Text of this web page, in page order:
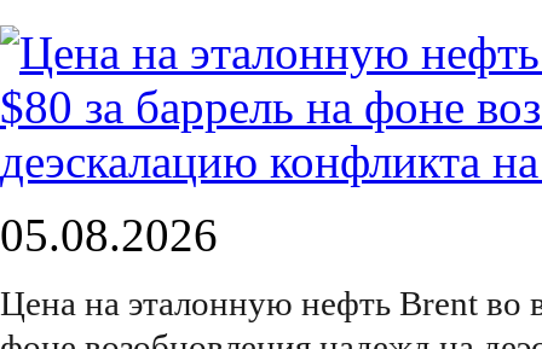
05.08.2026
Цена на эталонную нефть Brent во